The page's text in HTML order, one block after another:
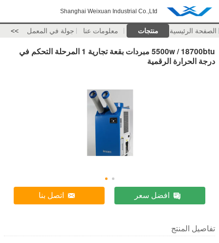
Shanghai Weixuan Industrial Co.,Ltd
الصفحة الرئيسية منتجات معلومات عنا جولة في المعمل >>
5500w / 18700btu مبردات بقعة تجارية 1 المرحلة التحكم في
درجة الحرارة الرقمية
افضل سعر اتصل بنا
تفاصيل المنتج